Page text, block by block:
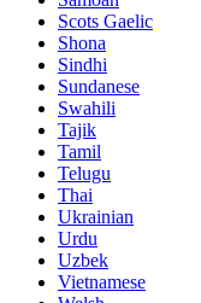
Scots Gaelic
Shona
Sindhi
Sundanese
Swahili
Tajik
Tamil
Telugu
Thai
Ukrainian
Urdu
Uzbek
Vietnamese